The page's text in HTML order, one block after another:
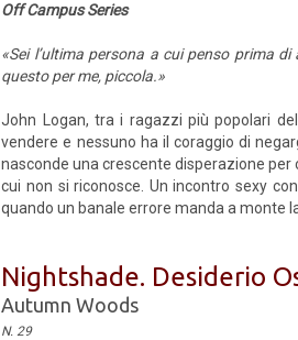
Off Campus Series
«Sei l’ultima persona a cui penso prima
questo per me, piccola.»
John Logan, tra i ragazzi più popolari
vendere e nessuno ha il coraggio di
nasconde una crescente disperazione
cui non si riconosce. Un incontro sexy
quando un banale errore manda a monte
Nightshade. Desiderio
Autumn Woods
N. 29